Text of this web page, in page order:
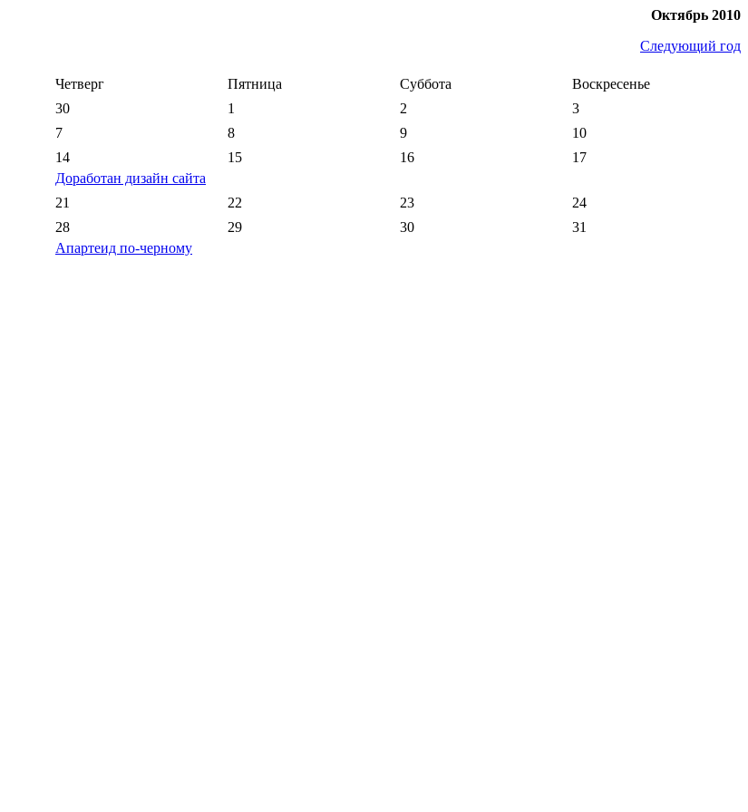
Октябрь 2010
Следующий год
Четверг Пятница Суббота
Воскресенье
30 1 2
3
7 8 9
10
14
Доработан дизайн сайта
15 16 17
21 22 23
24
28
Апартеид по-черному
29 30 31